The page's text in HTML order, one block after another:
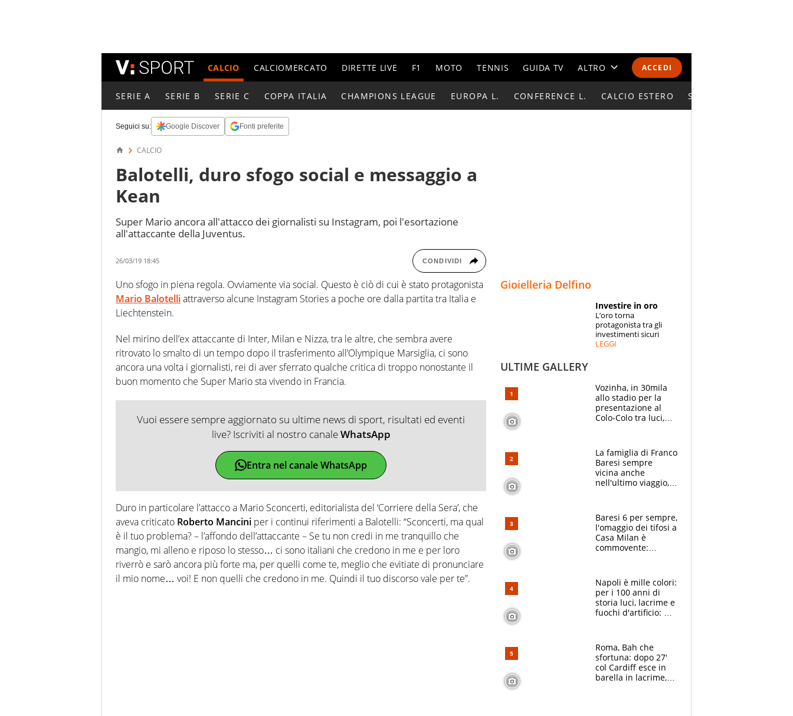
ACCEDI
CALCIO CALCIOMERCATO DIRETTE LIVE F1 MOTO TENNIS GUIDA TV ALTRO
CALENDARI E CLASSIFICHE
ESPERTI
SERIE A SERIE B SERIE C COPPA ITALIA CHAMPIONS LEAGUE EUROPA L. CONFERENCE L. CALCIO ESTERO SUPERCOPPA
Seguici su: Google Discover Fonti preferite
CALCIO
Balotelli, duro sfogo social e messaggio a
Kean
Super Mario ancora all'attacco dei giornalisti su Instagram, poi l'esortazione
all'attaccante della Juventus.
26/03/19 18:45 CONDIVIDI
Uno sfogo in piena regola. Ovviamente via social. Questo è ciò di cui è stato protagonista
Mario Balotelliattraverso alcune Instagram Stories a poche ore dalla partita tra Italia e
Liechtenstein.
Nel mirino dell’ex attaccante di Inter, Milan e Nizza, tra le altre, che sembra avere
ritrovato lo smalto di un tempo dopo il trasferimento all’Olympique Marsiglia, ci sono
ancora una volta i giornalisti, rei di aver sferrato qualche critica di troppo nonostante il
buon momento che Super Mario sta vivendo in Francia.
Vuoi essere sempre aggiornato su ultime news di sport, risultati ed eventi
live? Iscriviti al nostro canaleWhatsApp
Entra nel canale WhatsApp
Duro in particolare l’attacco a Mario Sconcerti, editorialista del ‘Corriere della Sera’, che
aveva criticato Roberto Mancini per i continui riferimenti a Balotelli: “Sconcerti, ma qual
è il tuo problema? – l’affondo dell’attaccante – Se tu non credi in me tranquillo che
mangio, mi alleno e riposo lo stesso… ci sono italiani che credono in me e per loro
riverrò e sarò ancora più forte ma, per quelli come te, meglio che evitiate di pronunciare
il mio nome… voi! E non quelli che credono in me. Quindi il tuo discorso vale per te”.
Gioielleria Delfino
Investire in oro
L’oro torna
protagonista tra gli
investimenti sicuri
LEGGI
ULTIME GALLERY
Vozinha, in 30mila
allo stadio per la
presentazione al
Colo-Colo tra luci,
La famiglia di Franco
Baresi sempre
vicina anche
nell'ultimo viaggio,
circondati
dall'affetto dei tifosi
Baresi 6 per sempre,
l'omaggio dei tifosi a
Casa Milan è
commovente:
bigliettini
Napoli è mille colori:
per i 100 anni di
storia luci, lacrime e
fuochi d'artificio: De
Roma, Bah che
sfortuna: dopo 27'
col Cardiff esce in
barella in lacrime,